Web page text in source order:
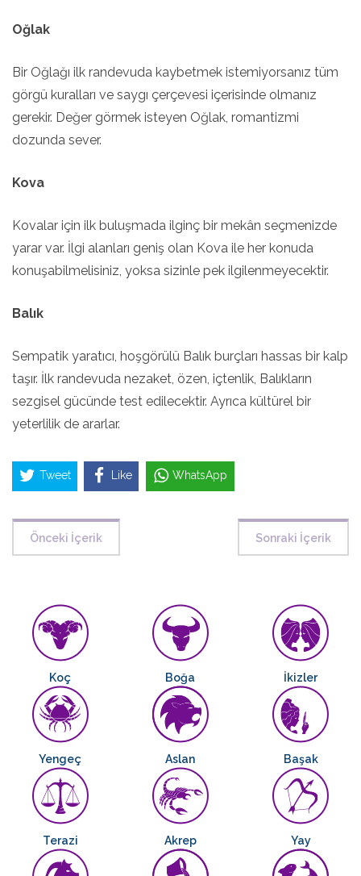
Oğlak
Bir Oğlağı ilk randevuda kaybetmek istemiyorsanız tüm
görgü kuralları ve saygı çerçevesi içerisinde olmanız
gerekir. Değer görmek isteyen Oğlak, romantizmi
dozunda sever.
Kova
Kovalar için ilk buluşmada ilginç bir mekân seçmenizde
yarar var. İlgi alanları geniş olan Kova ile her konuda
konuşabilmelisiniz, yoksa sizinle pek ilgilenmeyecektir.
Balık
Sempatik yaratıcı, hoşgörülü Balık burçları hassas bir kalp
taşır. İlk randevuda nezaket, özen, içtenlik, Balıkların
sezgisel gücünde test edilecektir. Ayrıca kültürel bir
yeterlilik de ararlar.
Tweet Like WhatsApp
Önceki İçerik Sonraki İçerik
Koç Boğa İkizler
Yengeç Aslan Başak
Terazi Akrep Yay